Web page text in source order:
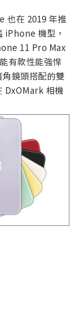
也在 2019 年推
iPhone 機型，
11 Pro Max
有款性能強悍
鏡頭搭配的雙
DxOMark 相機